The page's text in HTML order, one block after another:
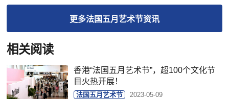
更多法国五月艺术节资讯
相关阅读
香港“法国五月艺术节”，超100个文化节
目火热开展！
法国五月艺术节 2023-05-09